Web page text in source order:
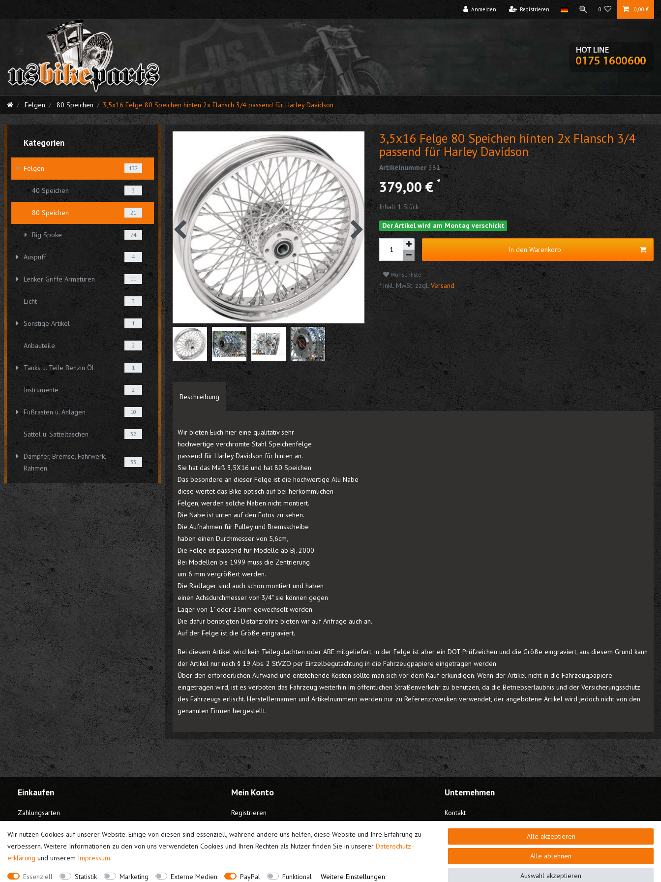
Anmelden Registrieren 0 0,00 €
Felgen 80 Speichen 3,5x16 Felge 80 Speichen hinten 2x Flansch 3/4 passend für Harley Davidson
Kategorien
Felgen 132
40 Speichen 3
80 Speichen 21
Big Spoke 74
Auspuff 4
Lenker Griffe Armaturen 11
Licht 3
Sonstige Artikel 1
Anbauteile 2
Tanks u. Teile Benzin Öl 1
Instrumente 2
Fußrasten u. Anlagen 10
Sättel u. Satteltaschen 32
Dämpfer, Bremse, Fahrwerk,
Rahmen
33
3,5x16 Felge 80 Speichen hinten 2x Flansch 3/4
passend für Harley Davidson
Artikelnummer 381
379,00 €*
Inhalt 1 Stück
Der Artikel wird am Montag verschickt
In den Warenkorb
Wunschliste
* inkl. MwSt. zzgl. Versand
Beschreibung
Wir bieten Euch hier eine qualitativ sehr
hochwertige verchromte Stahl Speichenfelge
passend für Harley Davidson für hinten an.
Sie hat das Maß 3,5X16 und hat 80 Speichen
Das besondere an dieser Felge ist die hochwertige Alu Nabe
diese wertet das Bike optisch auf bei herkömmlichen
Felgen, werden solche Naben nicht montiert.
Die Nabe ist unten auf den Fotos zu sehen.
Die Aufnahmen für Pulley und Bremsscheibe
haben einen Durchmesser von 5,6cm,
Die Felge ist passend für Modelle ab Bj. 2000
Bei Modellen bis 1999 muss die Zentrierung
um 6 mm vergrößert werden.
Die Radlager sind auch schon montiert und haben
einen Achsdurchmesser von 3/4" sie können gegen
Lager von 1" oder 25mm gewechselt werden.
Die dafür benötigten Distanzrohre bieten wir auf Anfrage auch an.
Auf der Felge ist die Größe eingraviert.
Bei diesem Artikel wird kein Teilegutachten oder ABE mitgeliefert, in der Felge ist aber ein DOT Prüfzeichen und die Größe eingraviert, aus diesem Grund kann
der Artikel nur nach § 19 Abs. 2 StVZO per Einzelbegutachtung in die Fahrzeugpapiere eingetragen werden.
Über den erforderlichen Aufwand und entstehende Kosten sollte man sich vor dem Kauf erkundigen. Wenn der Artikel nicht in die Fahrzeugpapiere
eingetragen wird, ist es verboten das Fahrzeug weiterhin im öffentlichen Straßenverkehr zu benutzen, da die Betriebserlaubnis und der Versicherungsschutz
des Fahrzeugs erlischt. Herstellernamen und Artikelnummern werden nur zu Referenzzwecken verwendet, der angebotene Artikel wird jedoch nicht von den
genannten Firmen hergestellt.
Wir nutzen Cookies auf unserer Website. Einige von diesen sind essenziell, während andere uns helfen, diese Website und Ihre Erfahrung zu
verbessern. Weitere Informationen zu den von uns verwendeten Cookies und Ihren Rechten als Nutzer finden Sie in unserer Daten­schutz­
erklärung und unserem Impressum.
Essenziell Statistik Marketing Externe Medien PayPal Funktional Weitere Einstellungen
Alle akzeptieren
Alle ablehnen
Auswahl akzeptieren
Einkaufen
Zahlungsarten
Widerrufsrecht
Warenkorb
Kasse
Mein Konto
Registrieren
Unternehmen
Kontakt
Impressum
Bestellung widerrufen